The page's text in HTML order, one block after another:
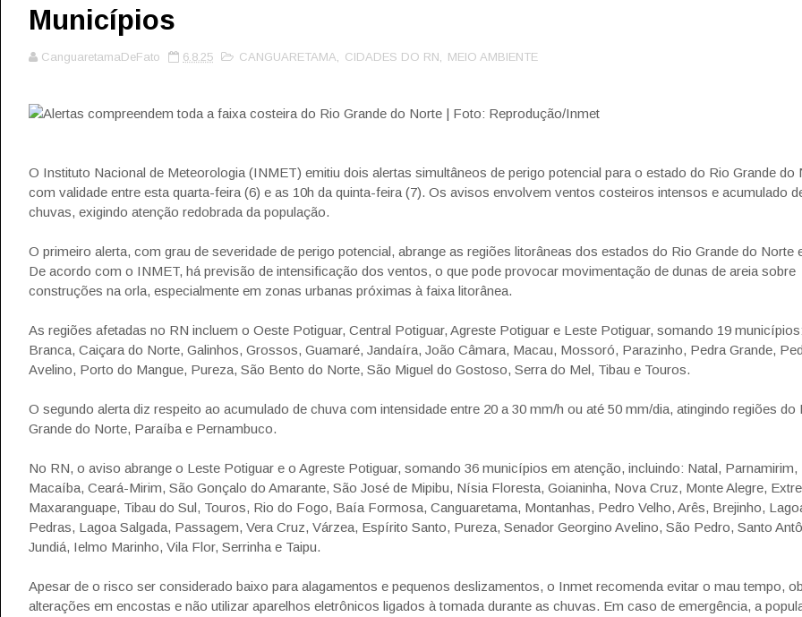
Municípios
CanguaretamaDeFato 6.8.25 CANGUARETAMA, CIDADES DO RN, MEIO AMBIENTE
Alertas compreendem toda a faixa costeira do Rio Grande do Norte | Foto: Reprodução/Inmet
O Instituto Nacional de Meteorologia (INMET) emitiu dois alertas simultâneos de perigo potencial para o estado do Rio Grande do
com validade entre esta quarta-feira (6) e as 10h da quinta-feira (7). Os avisos envolvem ventos costeiros intensos e acumulado
chuvas, exigindo atenção redobrada da população.
O primeiro alerta, com grau de severidade de perigo potencial, abrange as regiões litorâneas dos estados do Rio Grande do Norte
De acordo com o INMET, há previsão de intensificação dos ventos, o que pode provocar movimentação de dunas de areia sobre
construções na orla, especialmente em zonas urbanas próximas à faixa litorânea.
As regiões afetadas no RN incluem o Oeste Potiguar, Central Potiguar, Agreste Potiguar e Leste Potiguar, somando 19
Branca, Caiçara do Norte, Galinhos, Grossos, Guamaré, Jandaíra, João Câmara, Macau, Mossoró, Parazinho, Pedra Grande,
Avelino, Porto do Mangue, Pureza, São Bento do Norte, São Miguel do Gostoso, Serra do Mel, Tibau e Touros.
O segundo alerta diz respeito ao acumulado de chuva com intensidade entre 20 a 30 mm/h ou até 50 mm/dia, atingindo regiões do
Grande do Norte, Paraíba e Pernambuco.
No RN, o aviso abrange o Leste Potiguar e o Agreste Potiguar, somando 36 municípios em atenção, incluindo: Natal, Parnamirim,
Macaíba, Ceará-Mirim, São Gonçalo do Amarante, São José de Mipibu, Nísia Floresta, Goianinha, Nova Cruz, Monte Alegre,
Maxaranguape, Tibau do Sul, Touros, Rio do Fogo, Baía Formosa, Canguaretama, Montanhas, Pedro Velho, Arês, Brejinho,
Pedras, Lagoa Salgada, Passagem, Vera Cruz, Várzea, Espírito Santo, Pureza, Senador Georgino Avelino, São Pedro, Santo
Jundiá, Ielmo Marinho, Vila Flor, Serrinha e Taipu.
Apesar de o risco ser considerado baixo para alagamentos e pequenos deslizamentos, o Inmet recomenda evitar o mau tempo,
alterações em encostas e não utilizar aparelhos eletrônicos ligados à tomada durante as chuvas. Em caso de emergência, a